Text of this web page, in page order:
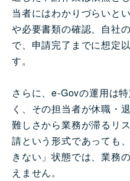
当者にはわかりづらいと
や必要書類の確認、自社
で、申請完了までに想定
す。
さらに、e-Govの運用は
く、その担当者が休職・
難しさから業務が滞るリ
請という形式であっても
きない」状態では、業務
えません。